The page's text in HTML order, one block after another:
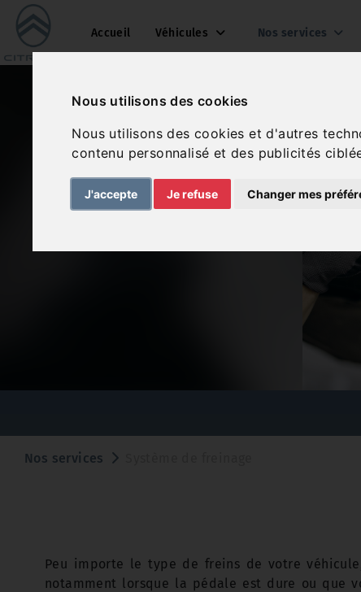
Nous utilisons des cookies
Nous utilisons des cookies et d'autres
contenu personnalisé et des publicités
J'accepte Je refuse Changer mes
Accueil Véhicules Nos services
Nos services
Peu importe le type de freins de votre
notamment lorsque la pédale est dure ou que